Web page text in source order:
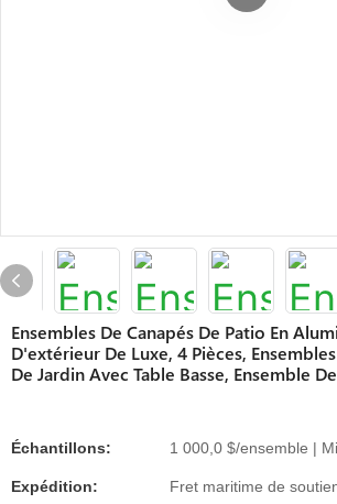
Ensembles De Canapés De Patio En
D'extérieur De Luxe, 4 Pièces,
De Jardin Avec Table Basse, Ensemble
Échantillons: 1 000,0 $/ensemble |
Expédition: Fret maritime de